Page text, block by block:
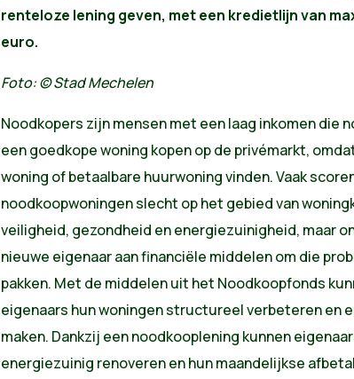
renteloze lening geven, met een kredietlijn van
euro.
Foto: © Stad Mechelen
Noodkopers zijn mensen met een laag inkomen die
een goedkope woning kopen op de privémarkt,
woning of betaalbare huurwoning vinden. Vaak
noodkoopwoningen slecht op het gebied van
veiligheid, gezondheid en energiezuinigheid, maar
nieuwe eigenaar aan financiële middelen om die
pakken. Met de middelen uit het Noodkoopfonds
eigenaars hun woningen structureel verbeteren en
maken. Dankzij een noodkooplening kunnen
energiezuinig renoveren en hun maandelijkse